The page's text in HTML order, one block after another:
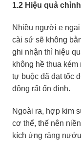
1.2 Hiệu quả
Nhiều người e
cài sứ sẽ không
ghi nhận thì hiệu
không hề thua
tự buộc đã đạt tốc
động rất ổn định.
Ngoài ra, hợp kim
cơ thể, thế nên
kích ứng răng